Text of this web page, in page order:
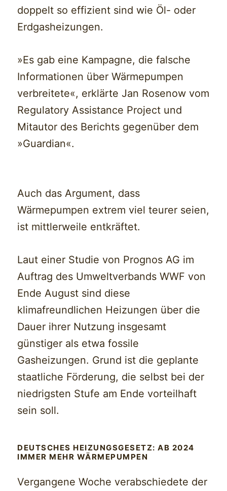
doppelt so effizient sind wie Öl- oder
Erdgasheizungen.
»Es gab eine Kampagne, die falsche
Informationen über Wärmepumpen
verbreitete«, erklärte Jan Rosenow vom
Regulatory Assistance Project und
Mitautor des Berichts gegenüber dem
»Guardian«.
Auch das Argument, dass
Wärmepumpen extrem viel teurer seien,
ist mittlerweile entkräftet.
Laut einer Studie von Prognos AG im
Auftrag des Umweltverbands WWF von
Ende August sind diese
klimafreundlichen Heizungen über die
Dauer ihrer Nutzung insgesamt
günstiger als etwa fossile
Gasheizungen. Grund ist die geplante
staatliche Förderung, die selbst bei der
niedrigsten Stufe am Ende vorteilhaft
sein soll.
DEUTSCHES HEIZUNGSGESETZ: AB 2024
IMMER MEHR WÄRMEPUMPEN
Vergangene Woche verabschiedete der